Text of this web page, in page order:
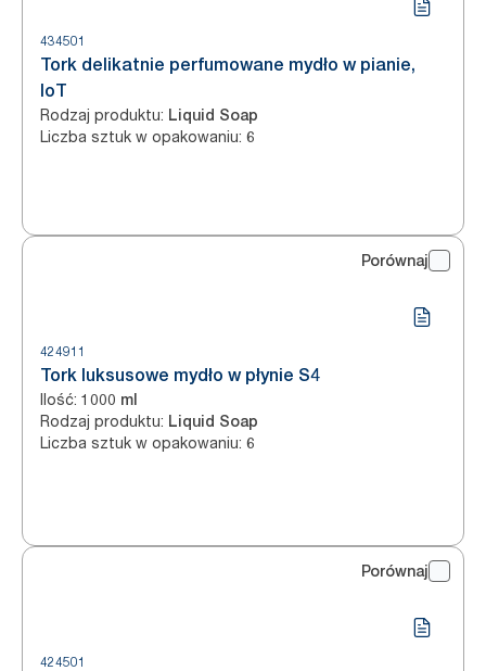
434501
Tork delikatnie perfumowane mydło w pianie,
IoT
Rodzaj produktu: Liquid Soap
Liczba sztuk w opakowaniu: 6
Porównaj
424911
Tork luksusowe mydło w płynie S4
Ilość: 1000 ml
Rodzaj produktu: Liquid Soap
Liczba sztuk w opakowaniu: 6
Porównaj
424501